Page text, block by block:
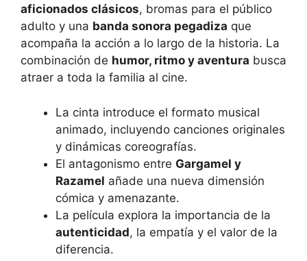
aficionados clásicos, bromas para el público
adulto y una banda sonora pegadiza que
acompaña la acción a lo largo de la historia. La
combinación de humor, ritmo y aventura busca
atraer a toda la familia al cine.
La cinta introduce el formato musical
animado, incluyendo canciones originales
y dinámicas coreografías.
El antagonismo entre Gargamel y
Razamel añade una nueva dimensión
cómica y amenazante.
La película explora la importancia de la
autenticidad, la empatía y el valor de la
diferencia.